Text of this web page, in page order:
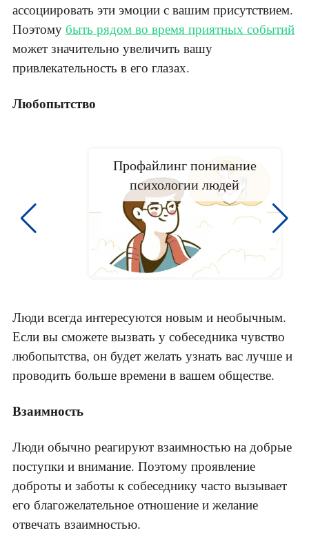
ассоциировать эти эмоции с вашим присутствием.
Поэтому быть рядом во время приятных событий
может значительно увеличить вашу
привлекательность в его глазах.
Любопытство
Профайлинг понимание
психологии людей
Люди всегда интересуются новым и необычным.
Если вы сможете вызвать у собеседника чувство
любопытства, он будет желать узнать вас лучше и
проводить больше времени в вашем обществе.
Взаимность
Люди обычно реагируют взаимностью на добрые
поступки и внимание. Поэтому проявление
доброты и заботы к собеседнику часто вызывает
его благожелательное отношение и желание
отвечать взаимностью.